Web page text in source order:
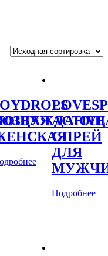
ACTIVE
СПРЕЙ
ДЛЯ
Подробнее